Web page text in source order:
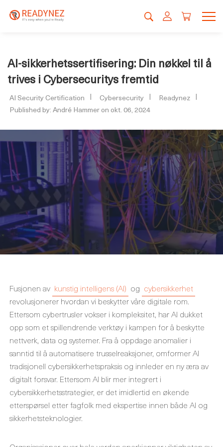
AI-sikkerhetssertifisering: Din nøkkel til å
trives i Cybersecuritys fremtid
AI Security Certification Cybersecurity
Readynez
Published by: André Hammer on okt. 06, 2024
Fusjonen av kunstig intelligens (AI) og cybersikkerhet
revolusjonerer hvordan vi beskytter våre digitale rom.
Ettersom cybertrusler vokser i kompleksitet, har AI dukket
opp som et spillendrende verktøy i kampen for å beskytte
nettverk, data og systemer. Fra å oppdage anomalier i
sanntid til å automatisere trusselreaksjoner, omformer AI
tradisjonell cybersikkerhetspraksis og innleder en ny æra av
digitalt forsvar. Ettersom AI blir mer integrert i
cybersikkerhetsstrategier, er det imidlertid en økende
etterspørsel etter fagfolk med ekspertise innen både AI og
sikkerhetsteknologier.